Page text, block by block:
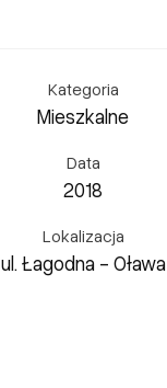
Kategoria
Mieszkalne
Data
2018
Lokalizacja
ul. Łagodna - Oława